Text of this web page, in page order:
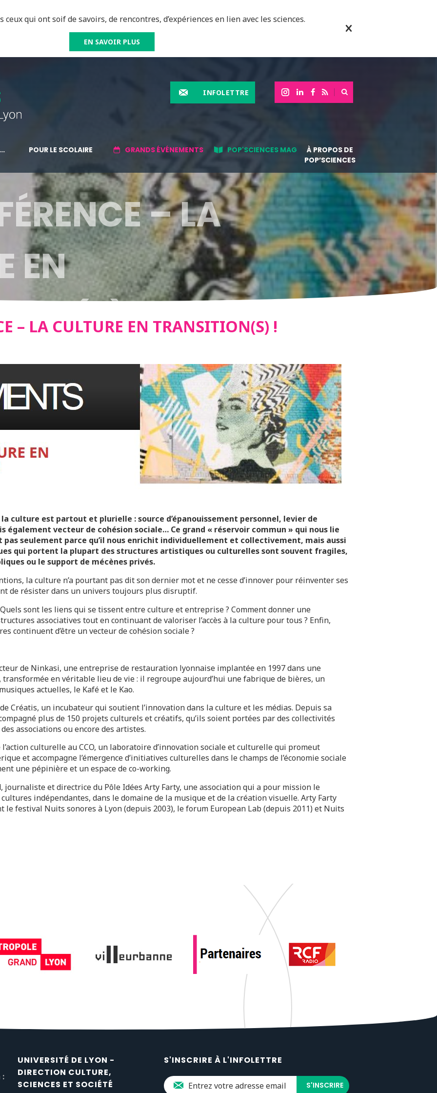
ceux qui ont soif de savoirs, de rencontres, d’expériences en lien avec les sciences.
EN SAVOIR PLUS
INFOLETTRE
POUR LE SCOLAIRE GRANDS ÉVÉNEMENTS POP'SCIENCES MAG
À PROPOS DE
POP’SCIENCES
– LA
EN
!
– LA CULTURE EN TRANSITION(S) !
culture est partout et plurielle : source d’épanouissement personnel, levier de
également vecteur de cohésion sociale… Ce grand « réservoir commun » qui nous lie
pas seulement parce qu’il nous enrichit individuellement et collectivement, mais aussi
qui portent la plupart des structures artistiques ou culturelles sont souvent fragiles,
ou le support de mécènes privés.
la culture n’a pourtant pas dit son dernier mot et ne cesse d’innover pour réinventer ses
de résister dans un univers toujours plus disruptif.
sont les liens qui se tissent entre culture et entreprise ? Comment donner une
associatives tout en continuant de valoriser l’accès à la culture pour tous ? Enfin,
continuent d’être un vecteur de cohésion sociale ?
de Ninkasi, une entreprise de restauration lyonnaise implantée en 1997 dans une
en véritable lieu de vie : il regroupe aujourd’hui une fabrique de bières, un
actuelles, le Kafé et le Kao.
Créatis, un incubateur qui soutient l’innovation dans la culture et les médias. Depuis sa
plus de 150 projets culturels et créatifs, qu’ils soient portées par des collectivités
associations ou encore des artistes.
culturelle au CCO, un laboratoire d’innovation sociale et culturelle qui promeut
et accompagne l’émergence d’initiatives culturelles dans le champs de l’économie sociale
une pépinière et un espace de co-working.
journaliste et directrice du Pôle Idées Arty Farty, une association qui a pour mission le
indépendantes, dans le domaine de la musique et de la création visuelle. Arty Farty
le festival Nuits sonores à Lyon (depuis 2003), le forum European Lab (depuis 2011) et Nuits
:
UNIVERSITÉ DE LYON -
DIRECTION CULTURE,
SCIENCES ET SOCIÉTÉ
S'INSCRIRE À L'INFOLETTRE